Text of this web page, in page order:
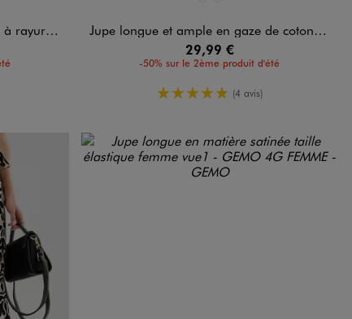
femme
Jupe longue et ample en gaze de coton femme grande taille
29,99 €
-50% sur le 2ème produit d'été
5/5 de moyenne
(4 avis)